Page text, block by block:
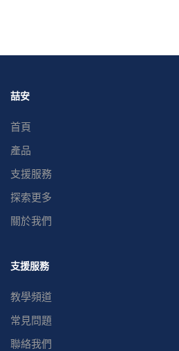
喆安
首頁
產品
支援服務
探索更多
關於我們
支援服務
教學頻道
常見問題
聯絡我們